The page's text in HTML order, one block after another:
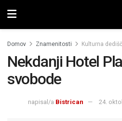
Domov Znamenitosti Kulturna
Nekdanji Hotel
svobode
napisal/a Bistrican 24.